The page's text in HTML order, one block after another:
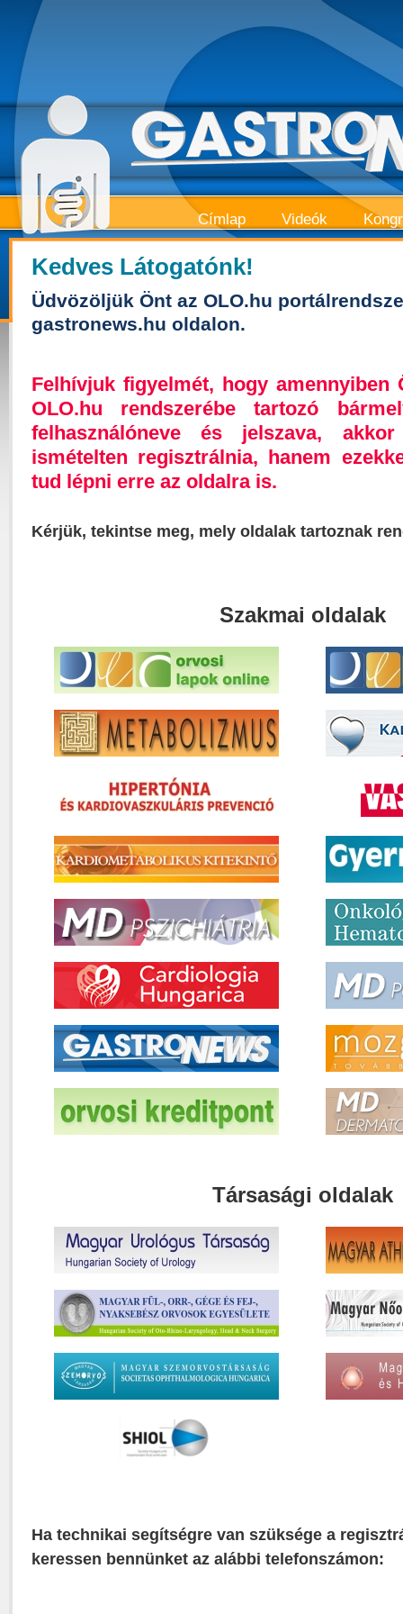
Címlap Videók
Kedves Látogatónk!
Üdvözöljük Önt az OLO.hu
gastronews.hu oldalon.
Felhívjuk figyelmét, hogy amennyiben
OLO.hu rendszerébe tartozó
felhasználóneve és jelszava,
ismételten regisztrálnia, hanem
tud lépni erre az oldalra is.
Kérjük, tekintse meg, mely oldalak tartoznak
Szakmai oldalak
Társasági oldalak
Ha technikai segítségre van szüksége a
keressen bennünket az alábbi telefonszámon: